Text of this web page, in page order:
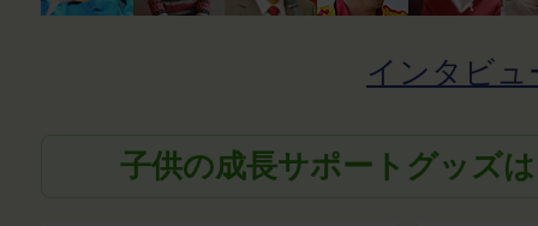
インタビュ
子供の成長サポートグッズ